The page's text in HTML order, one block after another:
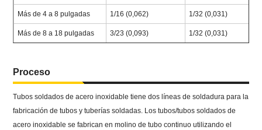
Más de 4 a 8 pulgadas 1/16 (0,062) 1/32 (0,031)
Más de 8 a 18 pulgadas 3/23 (0,093) 1/32 (0,031)
Proceso
Tubos soldados de acero inoxidable tiene dos líneas de soldadura para la
fabricación de tubos y tuberías soldadas. Los tubos/tubos soldados de
acero inoxidable se fabrican en molino de tubo continuo utilizando el